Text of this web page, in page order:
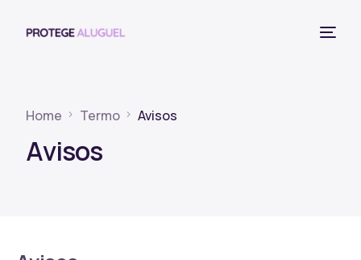
Home Termo Avisos
Avisos